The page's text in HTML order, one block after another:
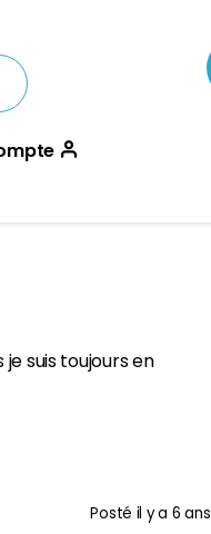
suis toujours en
Posté il y a 6 ans